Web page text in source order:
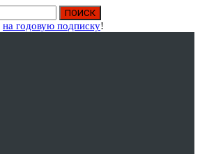
на годовую подписку!